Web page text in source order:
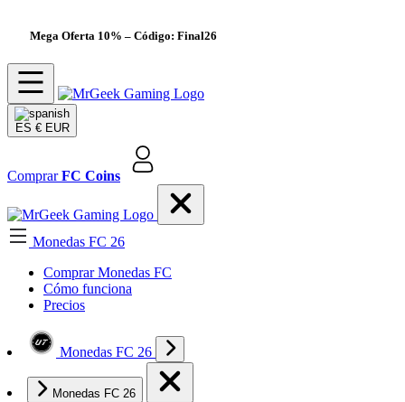
Mega Oferta 10% – Código: Final26
ES € EUR
ComprarFC Coins
Monedas FC 26
Comprar Monedas FC
Cómo funciona
Precios
Monedas FC 26
Monedas FC 26